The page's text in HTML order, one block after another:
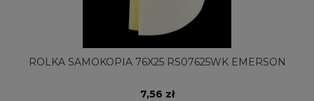
ROLKA SAMOKOPIA 76X25 RS07625WK EMERSON
7,56 zł